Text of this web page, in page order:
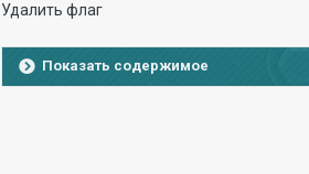
Удалить флаг
Показать содержимое